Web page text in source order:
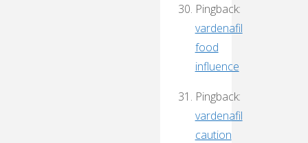
Pingback:
vardenafil
food
influence
Pingback:
vardenafil
caution